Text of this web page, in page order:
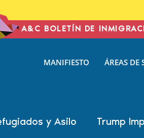
A&C BOLETÍN DE
MANIFIESTO ÁREAS DE
y Asilo Trump